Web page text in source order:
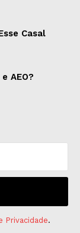
Casal
AEO?
Privacidade.